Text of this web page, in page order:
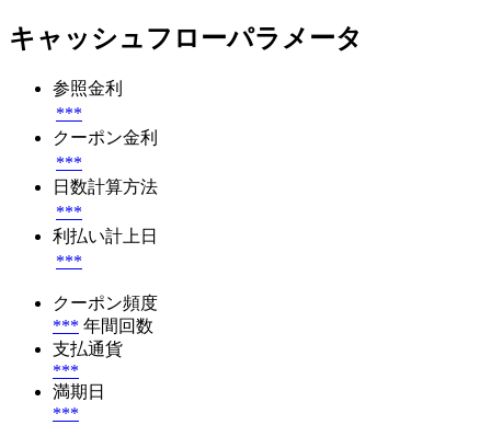
キャッシュフローパラメータ
参照金利
***
クーポン金利
***
日数計算方法
***
利払い計上日
***
クーポン頻度
*** 年間回数
支払通貨
***
満期日
***